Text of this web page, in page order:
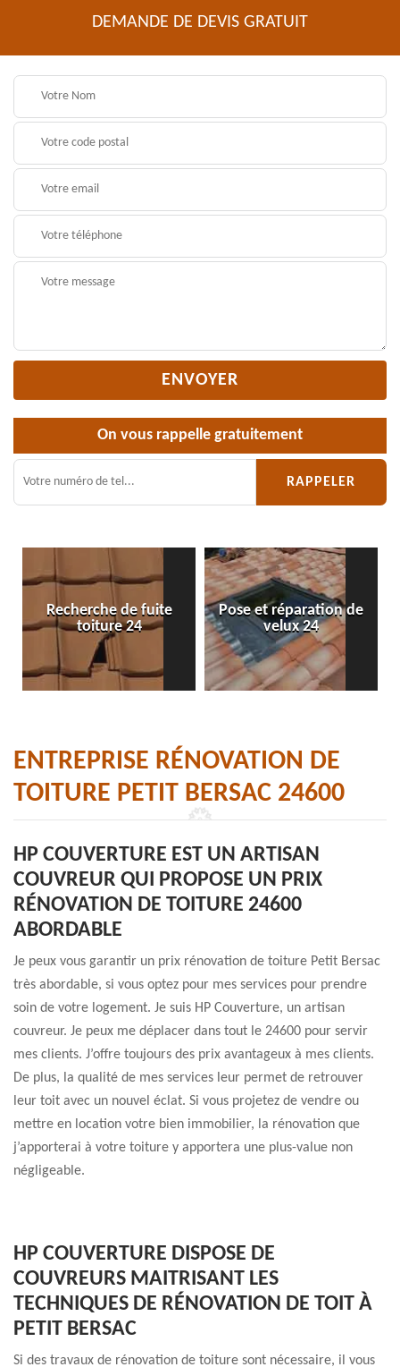
DEMANDE DE DEVIS GRATUIT
On vous rappelle gratuitement
Recherche de fuite
toiture 24
Pose et réparation de
velux 24
ENTREPRISE RÉNOVATION DE
TOITURE PETIT BERSAC 24600
HP COUVERTURE EST UN ARTISAN
COUVREUR QUI PROPOSE UN PRIX
RÉNOVATION DE TOITURE 24600
ABORDABLE
Je peux vous garantir un prix rénovation de toiture Petit Bersac
très abordable, si vous optez pour mes services pour prendre
soin de votre logement. Je suis HP Couverture, un artisan
couvreur. Je peux me déplacer dans tout le 24600 pour servir
mes clients. J’offre toujours des prix avantageux à mes clients.
De plus, la qualité de mes services leur permet de retrouver
leur toit avec un nouvel éclat. Si vous projetez de vendre ou
mettre en location votre bien immobilier, la rénovation que
j’apporterai à votre toiture y apportera une plus-value non
négligeable.
HP COUVERTURE DISPOSE DE
COUVREURS MAITRISANT LES
TECHNIQUES DE RÉNOVATION DE TOIT À
PETIT BERSAC
Si des travaux de rénovation de toiture sont nécessaire, il vous